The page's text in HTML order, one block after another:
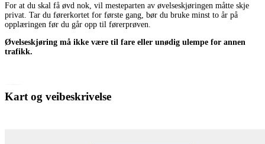
For at du skal få øvd nok, vil mesteparten av øvelseskjøringen måtte skje
privat. Tar du førerkortet for første gang, bør du bruke minst to år på
opplæringen før du går opp til førerprøven.
Øvelseskjøring må ikke være til fare eller unødig ulempe for annen
trafikk.
Kart og veibeskrivelse